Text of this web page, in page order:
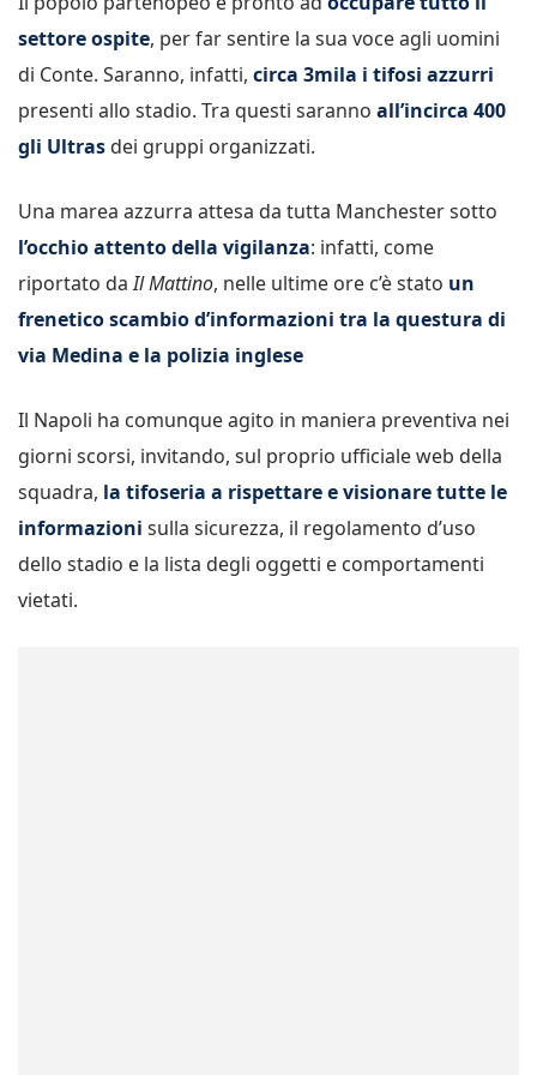
settore ospite, per far sentire la sua voce agli uomini
di Conte. Saranno, infatti, circa 3mila i tifosi azzurri
presenti allo stadio. Tra questi saranno all’incirca 400
gli Ultras dei gruppi organizzati.
Una marea azzurra attesa da tutta Manchester sotto
l’occhio attento della vigilanza: infatti, come
riportato daIl Mattino, nelle ultime ore c’è stato un
frenetico scambio d’informazioni tra la questura di
via Medina e la polizia inglese
Il Napoli ha comunque agito in maniera preventiva nei
giorni scorsi, invitando, sul proprio ufficiale web della
squadra, la tifoseria a rispettare e visionare tutte le
informazioni sulla sicurezza, il regolamento d’uso
dello stadio e la lista degli oggetti e comportamenti
vietati.